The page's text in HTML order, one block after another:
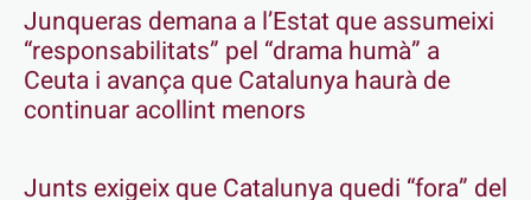
Junqueras demana a l’Estat que assumeixi
“responsabilitats” pel “drama humà” a
Ceuta i avança que Catalunya haurà de
continuar acollint menors
Junts exigeix que Catalunya quedi “fora” del